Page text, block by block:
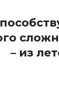
– из